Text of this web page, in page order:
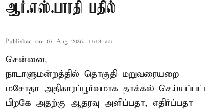
ஆர்.எஸ்.பாரதி பதில்
Published on: 07 Aug 2026, 11:18 am
சென்னை,
நாடாளுமன்றத்தில் தொகுதி மறுவரையறை
மசோதா அதிகாரப்பூர்வமாக தாக்கல் செய்யப்பட்ட
பிறகே அதற்கு ஆதரவு அளிப்பதா, எதிர்ப்பதா